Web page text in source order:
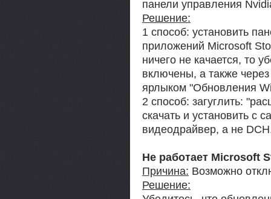
панели управления
Решение:
1 способ: установить
приложений Microsoft
ничего не качается, то
включены, а также
ярлыком "Обновления
2 способ: загуглить:
скачать и установить с
видеодрайвер, а не
Не работает Microsoft
Причина: Возможно
Решение: